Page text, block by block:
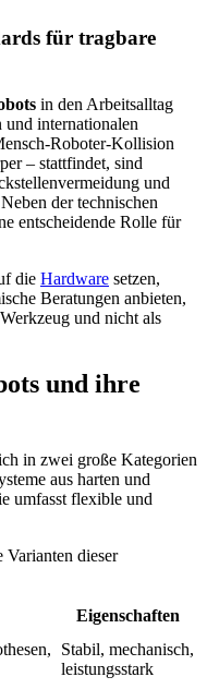
für tragbare
in den Arbeitsalltag
internationalen
Roboter-Kollision
– stattfindet, sind
und
der technischen
entscheidende Rolle für
die Hardware setzen,
Beratungen anbieten,
und nicht als
und ihre
in zwei große Kategorien
aus harten und
umfasst flexible und
dieser
Eigenschaften
Stabil, mechanisch,
leistungsstark